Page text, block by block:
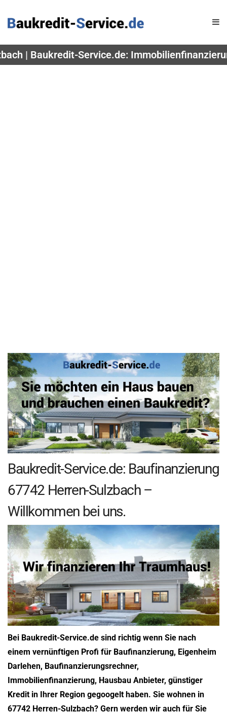
| Baukredit-Service.de:
Baukredit-Service.de: Baufinanzierung
67742 Herren-Sulzbach –
Willkommen bei uns.
Bei Baukredit-Service.de sind richtig wenn Sie nach
einem vernünftigen Profi für Baufinanzierung, Eigenheim
Darlehen, Baufinanzierungsrechner,
Immobilienfinanzierung, Hausbau Anbieter, günstiger
Kredit in Ihrer Region gegoogelt haben. Sie wohnen in
67742 Herren-Sulzbach? Gern werden wir auch für Sie